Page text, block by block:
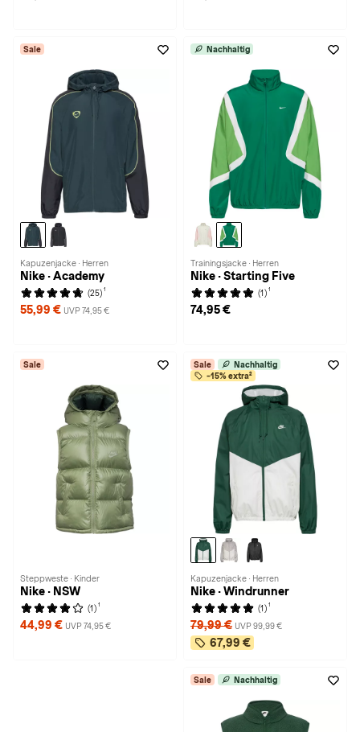
Sale
Kapuzenjacke · Herren
Nike · Academy
(25) 1
55,99 € UVP 74,95 €
Nachhaltig
Trainingsjacke · Herren
Nike · Starting Five
(1) 1
74,95 €
Sale
Steppweste · Kinder
Nike · NSW
(1) 1
44,99 € UVP 74,95 €
Sale
Nachhaltig
-15% extra²
Kapuzenjacke · Herren
Nike · Windrunner
(1) 1
79,99 € UVP 99,99 €
67,99 €
Sale Nachhaltig